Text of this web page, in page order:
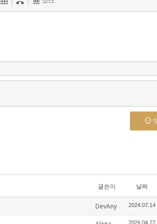
글쓴이 날짜
DevAny 2024.07.14
2026.04.27